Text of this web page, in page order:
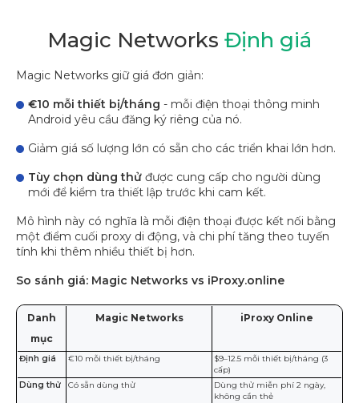
Magic Networks Định giá
Magic Networks giữ giá đơn giản:
€10 mỗi thiết bị/tháng - mỗi điện thoại thông minh
Android yêu cầu đăng ký riêng của nó.
Giảm giá số lượng lớn có sẵn cho các triển khai lớn hơn.
Tùy chọn dùng thử được cung cấp cho người dùng
mới để kiểm tra thiết lập trước khi cam kết.
Mô hình này có nghĩa là mỗi điện thoại được kết nối bằng
một điểm cuối proxy di động, và chi phí tăng theo tuyến
tính khi thêm nhiều thiết bị hơn.
So sánh giá: Magic Networks vs iProxy.online
Danh
mục
Magic Networks iProxy Online
Định giá €10 mỗi thiết bị/tháng
$9–12.5 mỗi thiết bị/tháng (3
cấp)
Dùng thử
Có sẵn dùng thử
Dùng thử miễn phí 2 ngày,
không cần thẻ